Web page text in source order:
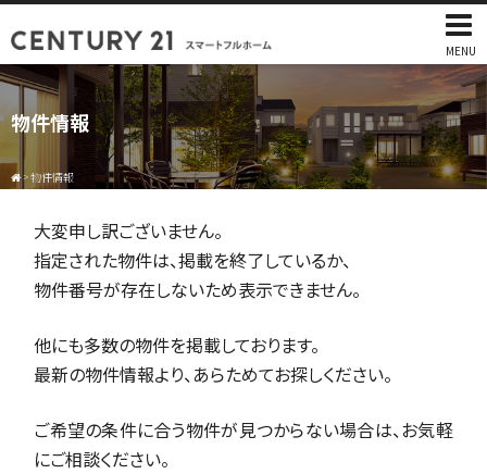
MENU
物件情報
>物件情報
大変申し訳ございません。
指定された物件は、掲載を終了しているか、
物件番号が存在しないため表示できません。
他にも多数の物件を掲載しております。
最新の物件情報より、あらためてお探しください。
ご希望の条件に合う物件が見つからない場合は、お気軽
にご相談ください。